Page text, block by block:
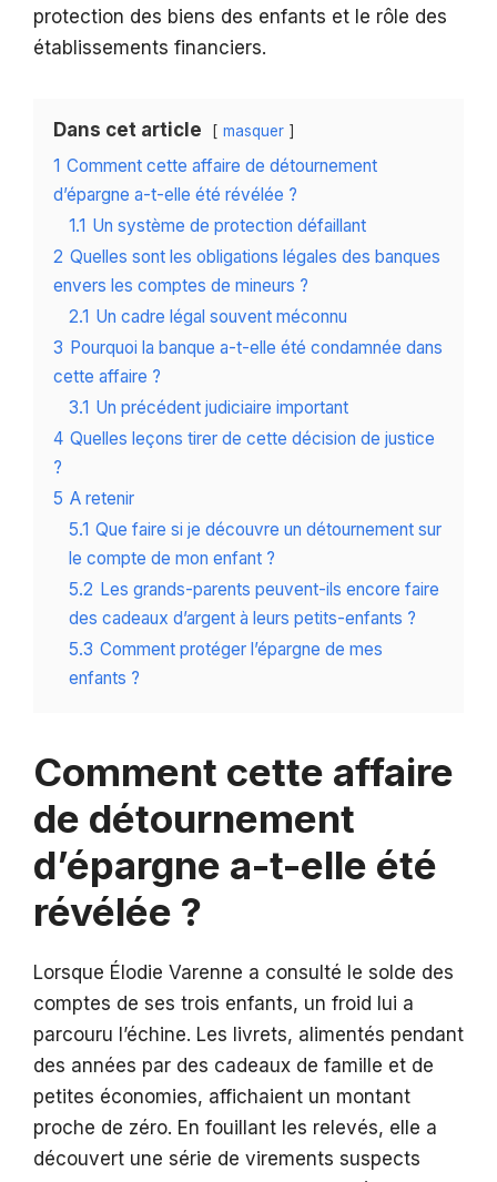
protection des biens des enfants et le rôle des
établissements financiers.
Dans cet article masquer
1 Comment cette affaire de détournement
d’épargne a-t-elle été révélée ?
1.1 Un système de protection défaillant
2 Quelles sont les obligations légales des banques
envers les comptes de mineurs ?
2.1 Un cadre légal souvent méconnu
3 Pourquoi la banque a-t-elle été condamnée dans
cette affaire ?
3.1 Un précédent judiciaire important
4 Quelles leçons tirer de cette décision de justice
?
5 A retenir
5.1 Que faire si je découvre un détournement sur
le compte de mon enfant ?
5.2 Les grands-parents peuvent-ils encore faire
des cadeaux d’argent à leurs petits-enfants ?
5.3 Comment protéger l’épargne de mes
enfants ?
Comment cette affaire
de détournement
d’épargne a-t-elle été
révélée ?
Lorsque Élodie Varenne a consulté le solde des
comptes de ses trois enfants, un froid lui a
parcouru l’échine. Les livrets, alimentés pendant
des années par des cadeaux de famille et de
petites économies, affichaient un montant
proche de zéro. En fouillant les relevés, elle a
découvert une série de virements suspects